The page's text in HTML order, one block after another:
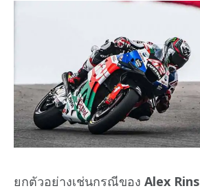
ยกตัวอย่างเช่นกรณีของ Alex Rins